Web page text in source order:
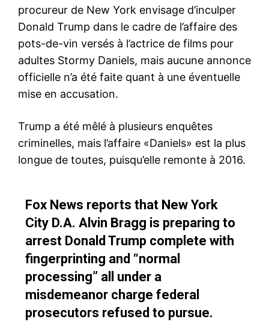
procureur de New York envisage d’inculper
Donald Trump dans le cadre de l’affaire des
pots-de-vin versés à l’actrice de films pour
adultes Stormy Daniels, mais aucune annonce
officielle n’a été faite quant à une éventuelle
mise en accusation.
Trump a été mêlé à plusieurs enquêtes
criminelles, mais l’affaire «Daniels» est la plus
longue de toutes, puisqu’elle remonte à 2016.
Fox News reports that New York
City D.A. Alvin Bragg is preparing to
arrest Donald Trump complete with
fingerprinting and “normal
processing” all under a
misdemeanor charge federal
prosecutors refused to pursue.